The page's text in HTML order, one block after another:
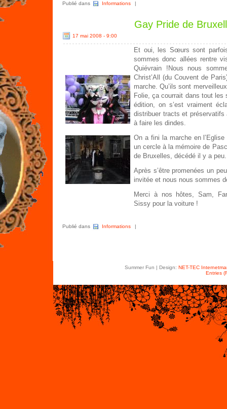
Publié dans Informations |
Gay Pride de
17 mai 2008 - 9:00
Et oui, les Sœurs sont
sommes donc allées rentre
Quiévrain !Nous nous
Christ’All (du Couvent de
marche. Qu’ils sont
Folie, ça courrait dans tout
édition, on s’est vraiment
distribuer tracts et
à faire les dindes.
On a fini la marche en
un cercle à la mémoire de
de Bruxelles, décédé il y a peu.
Après s’être promenées un
invitée et nous nous sommes
Merci à nos hôtes, Sam,
Sissy pour la voiture !
Publié dans Informations |
Summer Fun | Design: NET-TEC
Entries